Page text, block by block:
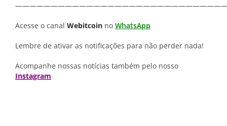
Acesse o canal Webitcoin no WhatsApp
Lembre de ativar as notificações para não perder nada!
Acompanhe nossas notícias também pelo nosso
Instagram